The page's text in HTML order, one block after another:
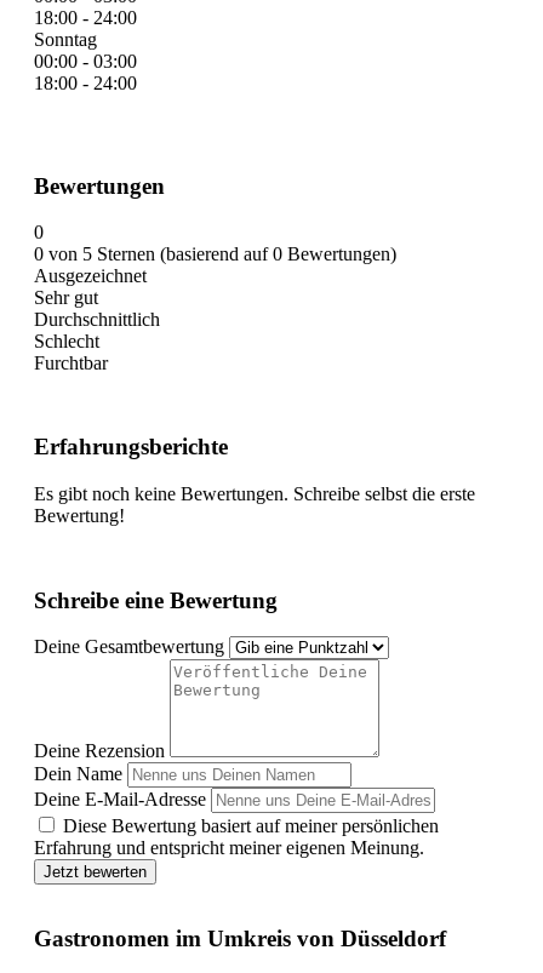
18:00 - 24:00
Sonntag
00:00 - 03:00
18:00 - 24:00
Bewertungen
0
0 von 5 Sternen (basierend auf 0 Bewertungen)
Ausgezeichnet
Sehr gut
Durchschnittlich
Schlecht
Furchtbar
Erfahrungsberichte
Es gibt noch keine Bewertungen. Schreibe selbst die erste
Bewertung!
Schreibe eine Bewertung
Deine Gesamtbewertung
Deine Rezension
Dein Name
Deine E-Mail-Adresse
Diese Bewertung basiert auf meiner persönlichen
Erfahrung und entspricht meiner eigenen Meinung.
Jetzt bewerten
Gastronomen im Umkreis von Düsseldorf